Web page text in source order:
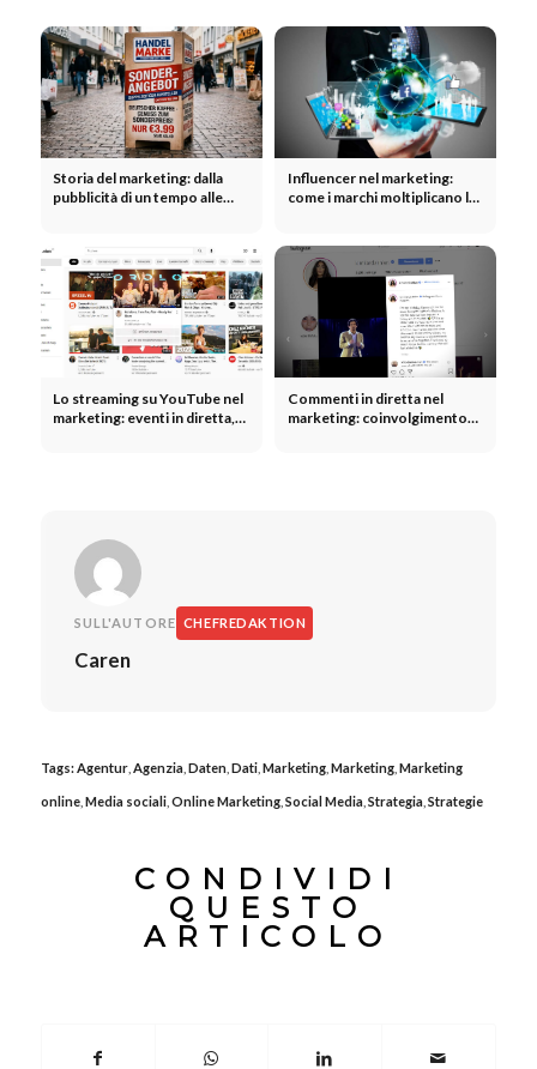
Storia del marketing: dalla
pubblicità di un tempo alle
Influencer nel marketing:
come i marchi moltiplicano la
Lo streaming su YouTube nel
marketing: eventi in diretta,
Commenti in diretta nel
marketing: coinvolgimento
SULL'AUTORE CHEFREDAKTION
Caren
Tags:Agentur, Agenzia, Daten, Dati, Marketing, Marketing, Marketing
online, Media sociali, Online Marketing, Social Media, Strategia, Strategie
CONDIVIDI
QUESTO
ARTICOLO